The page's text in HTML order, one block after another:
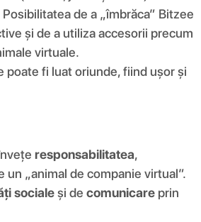
Posibilitatea de a „îmbrăca” Bitzee
și de a utiliza accesorii precum
virtuale.
poate fi luat oriunde, fiind ușor și
responsabilitatea,
un „animal de companie virtual”.
socialeși de comunicare prin